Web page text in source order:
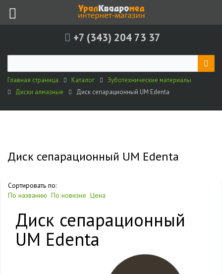
+7 (343) 204 73 37
Главная страница Каталог
Зуботехнические материалы
Диски алмазные
Диск сепарационный UM Edenta
Диск сепарационный UM Edenta
Сортировать по:
По названию По новизне Цена
Диск сепарационный
UM Edenta